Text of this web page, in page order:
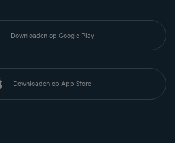
Downloaden op Google Play
Downloaden op App Store